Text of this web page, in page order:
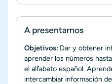
A presentarnos
Objetivos: Dar y obtener
aprender los números
el alfabeto español.
intercambiar información